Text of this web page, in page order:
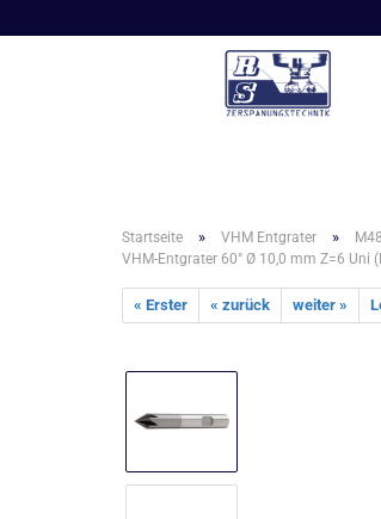
Startseite » VHM Entgrater »
VHM-Entgrater 60° Ø 10,0 mm Z=6 Uni
« Erster « zurück weiter »